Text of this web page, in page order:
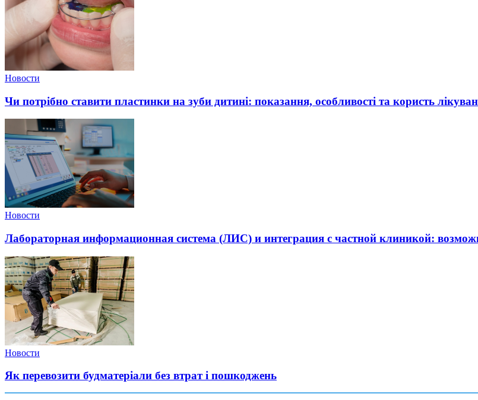
Новости
Чи потрібно ставити пластинки на зуби дитині: показання, особливості та користь
Новости
Лабораторная информационная система (ЛИС) и интеграция с частной клиникой:
Новости
Як перевозити будматеріали без втрат і пошкоджень